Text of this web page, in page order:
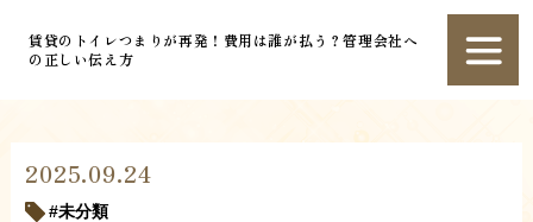
賃貸のトイレつまりが再発！費用は誰が払う？管理会社へ
の正しい伝え方
2025.09.24
未分類